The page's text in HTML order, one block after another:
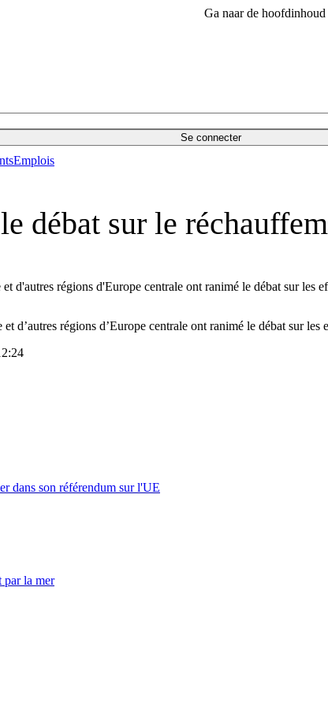
Ga naar de hoofdinhoud
Se connecter
Emplois
débat sur le
d'autres régions d'Europe centrale ont ranimé le débat sur les
d’autres régions d’Europe centrale ont ranimé le débat sur
dans son référendum sur l'UE
par la mer